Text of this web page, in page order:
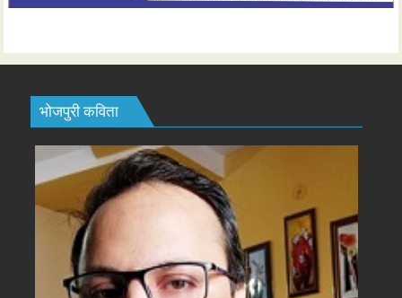
भोजपुरी कविता